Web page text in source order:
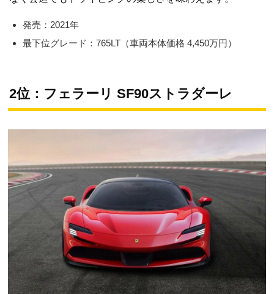
発売：2021年
最下位グレード：765LT（車両本体価格 4,450万円）
2位：フェラーリ SF90ストラダーレ